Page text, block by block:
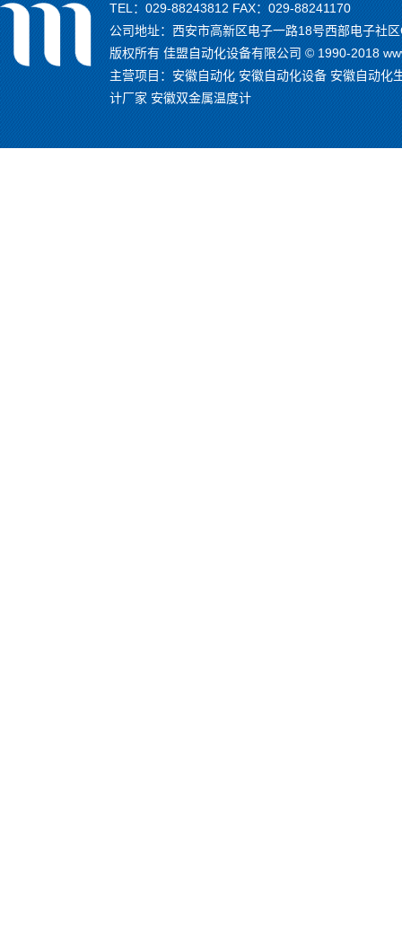
TEL：029-88243812 FAX：029-88241170
公司地址：西安市高新区电子一路18号西部电子社
版权所有 佳盟自动化设备有限公司 © 1990-2018
主营项目： 安徽自动化 安徽自动化设备 安徽自动化
计厂家 安徽双金属温度计